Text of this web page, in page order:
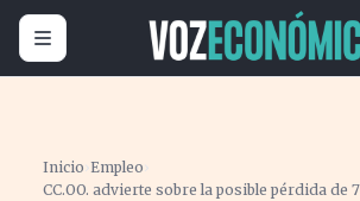
Inicio ›Empleo ›
CC.OO. advierte sobre la posible pérdida de